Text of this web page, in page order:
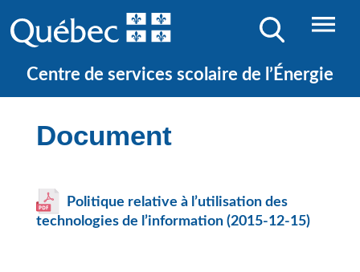
Centre de services scolaire de l’Énergie
Document
Politique relative à l’utilisation des
technologies de l’information (2015-12-15)